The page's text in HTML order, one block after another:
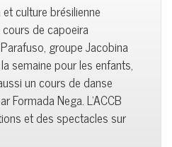
culture brésilienne
de capoeira
groupe Jacobina
semaine pour les enfants,
un cours de danse
Formada Nega. L'ACCB
et des spectacles sur